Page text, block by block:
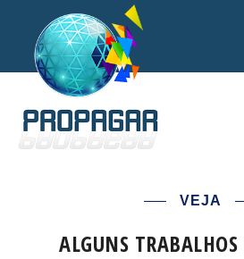
VEJA
ALGUNS TRABALHOS